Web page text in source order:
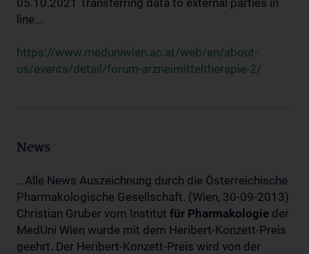
05.10.2021 Transferring data to external parties in
line...
https://www.meduniwien.ac.at/web/en/about-
us/events/detail/forum-arzneimitteltherapie-2/
News
...Alle News Auszeichnung durch die Österreichische
Pharmakologische Gesellschaft. (Wien, 30-09-2013)
Christian Gruber vom Institut für Pharmakologie der
MedUni Wien wurde mit dem Heribert-Konzett-Preis
geehrt. Der Heribert-Konzett-Preis wird von der